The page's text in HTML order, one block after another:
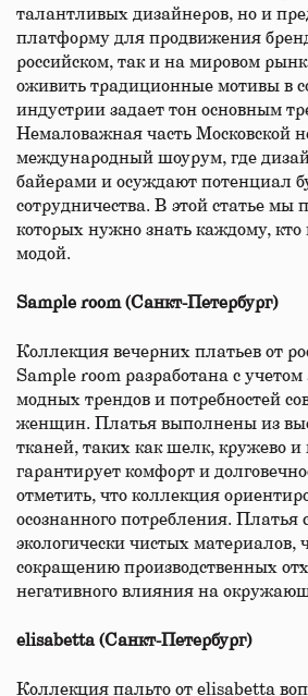
талантливых дизайнеров, но и
платформу для продвижения
российском, так и на мировом
оживить традиционные мотивы в
индустрии задает тон основным
Немаловажная часть Московской
международный шоурум, где
байерами и осуждают потенциал
сотрудничества. В этой статье мы
которых нужно знать каждому, кто
модой.
Sample room (Санкт-Петербург)
Коллекция вечерних платьев от
Sample room разработана с
модных трендов и потребностей
женщин. Платья выполнены из
тканей, таких как шелк, кружево
гарантирует комфорт и
отметить, что коллекция
осознанного потребления. Платья
экологически чистых материалов,
сокращению производственных
негативного влияния на
elisabetta (Санкт-Петербург)
Коллекция пальто от elisabetta